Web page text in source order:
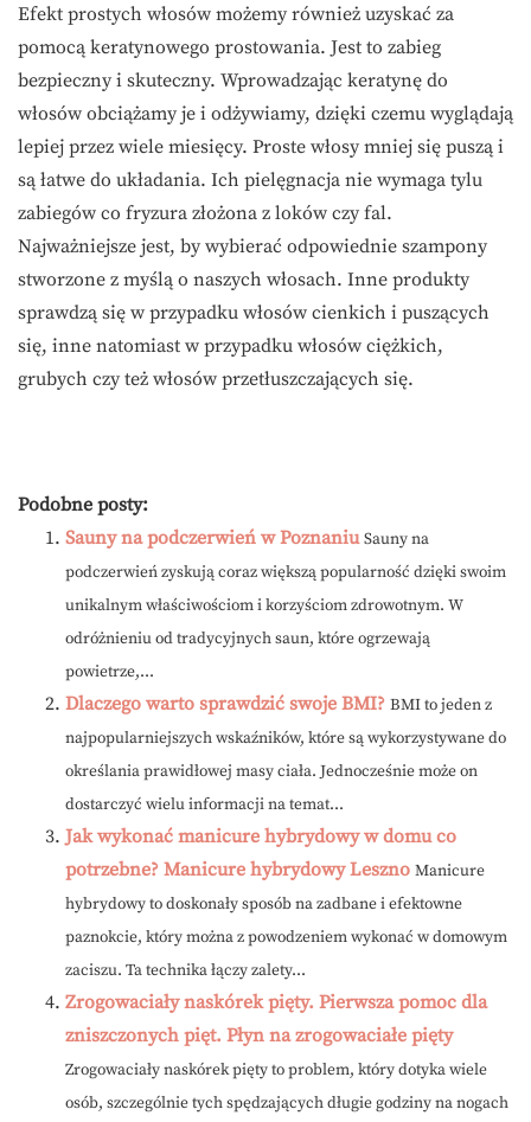
Efekt prostych włosów możemy również uzyskać za
pomocą keratynowego prostowania. Jest to zabieg
bezpieczny i skuteczny. Wprowadzając keratynę do
włosów obciążamy je i odżywiamy, dzięki czemu wyglądają
lepiej przez wiele miesięcy. Proste włosy mniej się puszą i
są łatwe do układania. Ich pielęgnacja nie wymaga tylu
zabiegów co fryzura złożona z loków czy fal.
Najważniejsze jest, by wybierać odpowiednie szampony
stworzone z myślą o naszych włosach. Inne produkty
sprawdzą się w przypadku włosów cienkich i puszących
się, inne natomiast w przypadku włosów ciężkich,
grubych czy też włosów przetłuszczających się.
Podobne posty:
Sauny na podczerwień w Poznaniu Sauny na
podczerwień zyskują coraz większą popularność dzięki swoim
unikalnym właściwościom i korzyściom zdrowotnym. W
odróżnieniu od tradycyjnych saun, które ogrzewają
powietrze,...
Dlaczego warto sprawdzić swoje BMI? BMI to jeden z
najpopularniejszych wskaźników, które są wykorzystywane do
określania prawidłowej masy ciała. Jednocześnie może on
dostarczyć wielu informacji na temat...
Jak wykonać manicure hybrydowy w domu co
potrzebne? Manicure hybrydowy Leszno Manicure
hybrydowy to doskonały sposób na zadbane i efektowne
paznokcie, który można z powodzeniem wykonać w domowym
zaciszu. Ta technika łączy zalety...
Zrogowaciały naskórek pięty. Pierwsza pomoc dla
zniszczonych pięt. Płyn na zrogowaciałe pięty
Zrogowaciały naskórek pięty to problem, który dotyka wiele
osób, szczególnie tych spędzających długie godziny na nogach